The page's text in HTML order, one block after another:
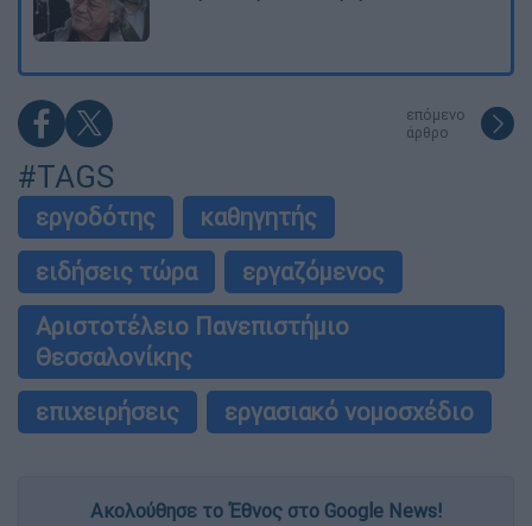
επόμενο
άρθρο
#TAGS
εργοδότης
καθηγητής
ειδήσεις τώρα
εργαζόμενος
Αριστοτέλειο Πανεπιστήμιο
Θεσσαλονίκης
επιχειρήσεις
εργασιακό νομοσχέδιο
Ακολούθησε το Έθνος στο Google News!